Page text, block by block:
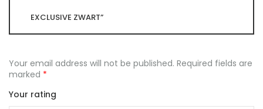
EXCLUSIVE ZWART”
Your email address will not be published. Required fields are
marked *
Your rating